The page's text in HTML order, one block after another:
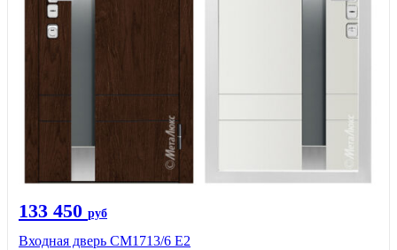
133 450 руб
Входная дверь CМ1713/6 E2